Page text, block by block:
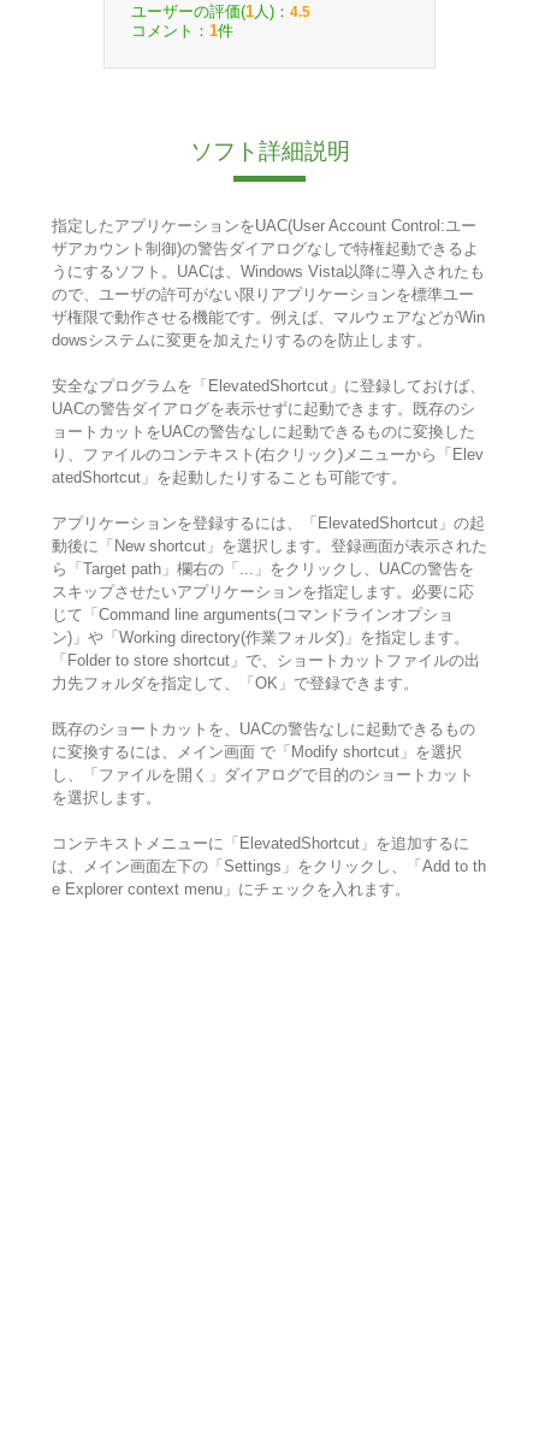
ユーザーの評価(1 人)： 4.5
コメント： 1件
ソフト詳細説明
指定したアプリケーションをUAC(User Account Control:ユー
ザアカウント制御)の警告ダイアログなしで特権起動できるよ
うにするソフト。UACは、Windows Vista以降に導入されたも
ので、ユーザの許可がない限りアプリケーションを標準ユー
ザ権限で動作させる機能です。例えば、マルウェアなどがWin
dowsシステムに変更を加えたりするのを防止します。
安全なプログラムを「ElevatedShortcut」に登録しておけば、
UACの警告ダイアログを表示せずに起動できます。既存のシ
ョートカットをUACの警告なしに起動できるものに変換した
り、ファイルのコンテキスト(右クリック)メニューから「Elev
atedShortcut」を起動したりすることも可能です。
アプリケーションを登録するには、「ElevatedShortcut」の起
動後に「New shortcut」を選択します。登録画面が表示された
ら「Target path」欄右の「...」をクリックし、UACの警告を
スキップさせたいアプリケーションを指定します。必要に応
じて「Command line arguments(コマンドラインオプショ
ン)」や「Working directory(作業フォルダ)」を指定します。
「Folder to store shortcut」で、ショートカットファイルの出
力先フォルダを指定して、「OK」で登録できます。
既存のショートカットを、UACの警告なしに起動できるもの
に変換するには、メイン画面 で「Modify shortcut」を選択
し、「ファイルを開く」ダイアログで目的のショートカット
を選択します。
コンテキストメニューに「ElevatedShortcut」を追加するに
は、メイン画面左下の「Settings」をクリックし、「Add to th
e Explorer context menu」にチェックを入れます。